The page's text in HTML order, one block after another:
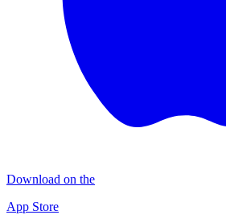
Download on the
App Store